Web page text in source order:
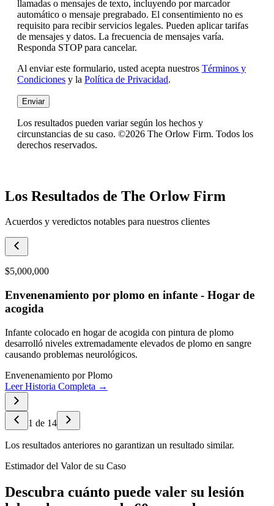
llamadas o mensajes de texto, incluyendo por marcador
automático o mensaje pregrabado. El consentimiento no es
requisito para recibir servicios legales. Pueden aplicar tarifas
de mensajes y datos. La frecuencia de mensajes varía.
Responda STOP para cancelar.
Al enviar este formulario, usted acepta nuestros Términos y
Condiciones y la Política de Privacidad.
Enviar
Los resultados pueden variar según los hechos y
circunstancias de su caso. ©2026 The Orlow Firm. Todos los
derechos reservados.
Los Resultados de The Orlow Firm
Acuerdos y veredictos notables para nuestros clientes
$5,000,000
Envenenamiento por plomo en infante - Hogar de
acogida
Infante colocado en hogar de acogida con pintura de plomo
desarrolló niveles extremadamente elevados de plomo en sangre
causando problemas neurológicos.
Envenenamiento por Plomo
Leer Historia Completa →
1 de 14
Los resultados anteriores no garantizan un resultado similar.
Estimador del Valor de su Caso
Descubra cuánto puede valer su lesión